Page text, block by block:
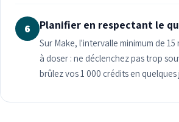
6 Planifier en respectant le
Sur Make, l'intervalle minimum de
à doser : ne déclenchez pas trop
brûlez vos 1 000 crédits en quelques